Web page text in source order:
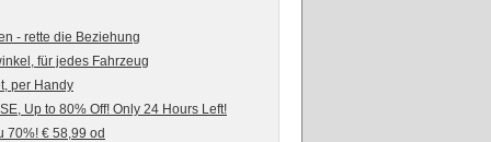
- rette die Beziehung
für jedes Fahrzeug
per Handy
Up to 80% Off! Only 24 Hours Left!
70%! € 58,99 od